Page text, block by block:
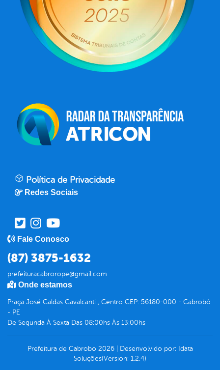
Política de Privacidade
Redes Sociais
Fale Conosco
(87) 3875-1632
prefeituracabrorope@gmail.com
Onde estamos
Praça José Caldas Cavalcanti , Centro CEP: 56180-000 - Cabrobó
- PE
De Segunda À Sexta Das 08:00hs Às 13:00hs
Prefeitura de Cabrobo 2026| Desenvolvido por: Idata
Soluções(Version: 1.2.4)